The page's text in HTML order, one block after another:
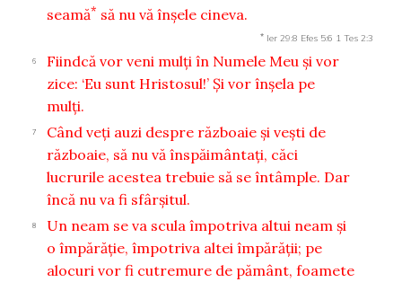
seamă* să nu vă înşele cineva.
* Ier 29:8 Efes 5:6 1 Tes 2:3
6
Fiindcă vor veni mulţi în Numele Meu şi vor
zice: ‘Eu sunt Hristosul!’ Şi vor înşela pe
mulţi.
7
Când veţi auzi despre războaie şi veşti de
războaie, să nu vă înspăimântaţi, căci
lucrurile acestea trebuie să se întâmple. Dar
încă nu va fi sfârşitul.
8
Un neam se va scula împotriva altui neam şi
o împărăţie, împotriva altei împărăţii; pe
alocuri vor fi cutremure de pământ, foamete